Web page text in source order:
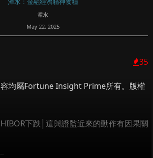
渾水
May 22, 2025
35
均屬Fortune Insight Prime所有。版權
下跌│這與證監近來的動作有因果關